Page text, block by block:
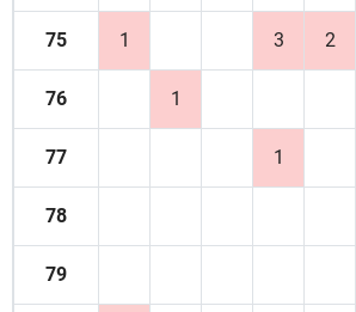
75 1 3 2
76 1
77 1
78
79